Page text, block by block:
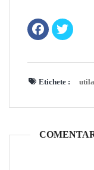
Etichete :